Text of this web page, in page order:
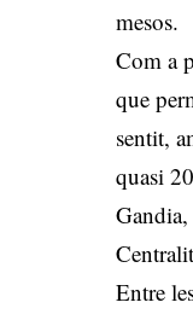
mesos.
Com a
que
sentit,
quasi
Entre